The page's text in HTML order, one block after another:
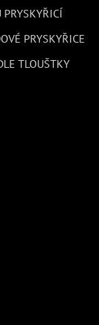
PRYSKYŘICÍ
PRYSKYŘICE
TLOUŠTKY